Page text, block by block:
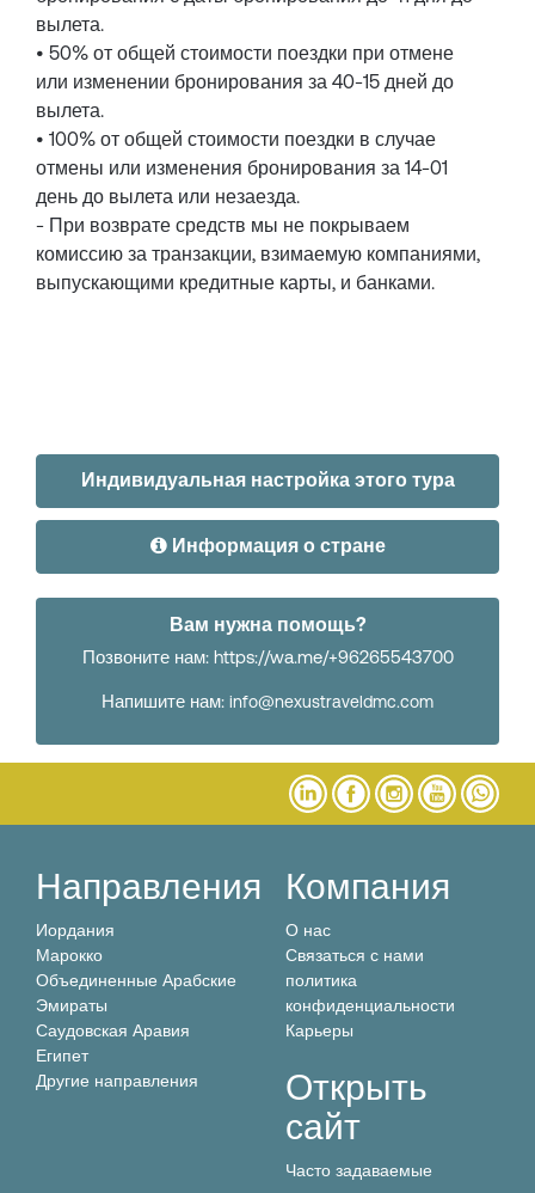
вылета.
• 50% от общей стоимости поездки при отмене
или изменении бронирования за 40-15 дней до
вылета.
• 100% от общей стоимости поездки в случае
отмены или изменения бронирования за 14-01
день до вылета или незаезда.
- При возврате средств мы не покрываем
комиссию за транзакции, взимаемую компаниями,
выпускающими кредитные карты, и банками.
Индивидуальная настройка этого тура
Информация о стране
Вам нужна помощь?
Позвоните нам: https://wa.me/+96265543700
Напишите нам: info@nexustraveldmc.com
Направления
Иордания
Марокко
Объединенные Арабские
Эмираты
Саудовская Аравия
Египет
Другие направления
Компания
О нас
Связаться с нами
политика
конфиденциальности
Карьеры
Открыть
сайт
Часто задаваемые